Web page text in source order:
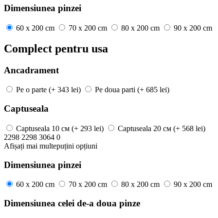
Dimensiunea pinzei
60 x 200 cm 70 x 200 cm 80 x 200 cm 90 x 200 cm
Complect pentru usa
Ancadrament
Pe o parte (+ 343 lei) Pe doua parti (+ 685 lei)
Captuseala
Captuseala 10 см (+ 293 lei) Captuseala 20 см (+ 568 lei)
2298 2298 3064 0
Afișați mai multepuțini opțiuni
Dimensiunea pinzei
60 x 200 cm 70 x 200 cm 80 x 200 cm 90 x 200 cm
Dimensiunea celei de-a doua pinze